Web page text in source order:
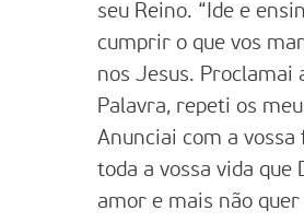
seu Reino. “Ide e
cumprir o que vos
nos Jesus. Proclamai
Palavra, repeti os
Anunciai com a vossa
toda a vossa vida que
amor e mais não quer